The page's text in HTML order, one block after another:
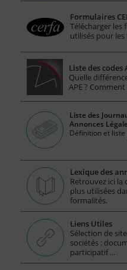
Formulaires
Télécharger les
utilisés pour
Liste des codes
Quelle
APE ?
Liste des
Annonces
Définition et
Lexique des
Retrouvez ici la
plus utilisées
formalités.
Liens Utiles
Sélection de
sociétés :
participatif ...